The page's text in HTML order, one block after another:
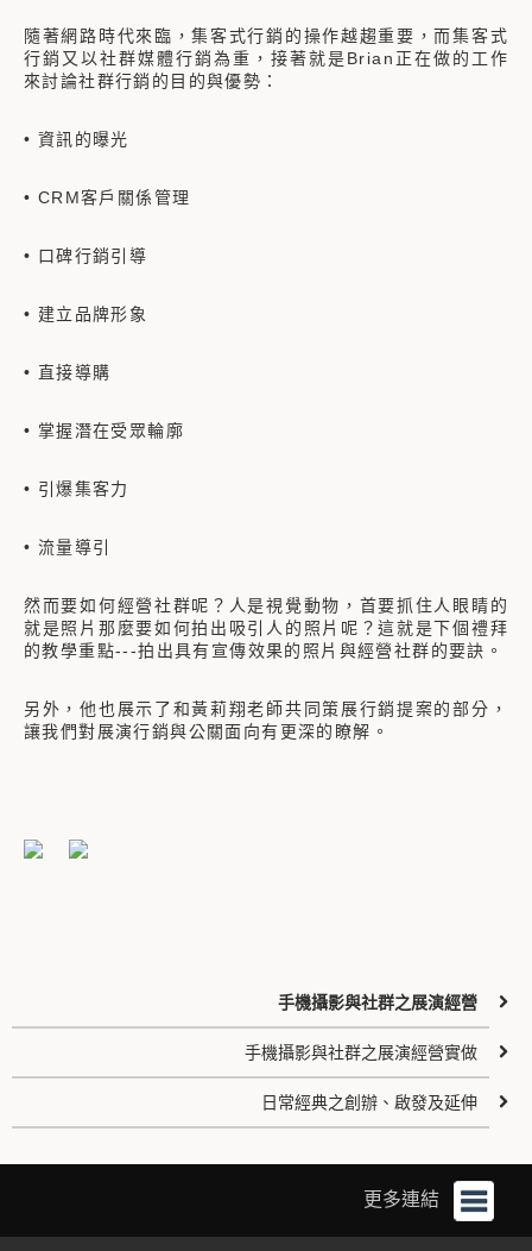
隨著網路時代來臨，集客式行銷的操作越趨重要，而集客式
行銷又以社群媒體行銷為重，接著就是Brian正在做的工作
來討論社群行銷的目的與優勢：
• 資訊的曝光
• CRM客戶關係管理
• 口碑行銷引導
• 建立品牌形象
• 直接導購
• 掌握潛在受眾輪廓
• 引爆集客力
• 流量導引
然而要如何經營社群呢？人是視覺動物，首要抓住人眼睛的
就是照片那麼要如何拍出吸引人的照片呢？這就是下個禮拜
的教學重點---拍出具有宣傳效果的照片與經營社群的要訣。
另外，他也展示了和黃莉翔老師共同策展行銷提案的部分，
讓我們對展演行銷與公關面向有更深的瞭解。
手機攝影與社群之展演經營
手機攝影與社群之展演經營實做
日常經典之創辦、啟發及延伸
更多連結